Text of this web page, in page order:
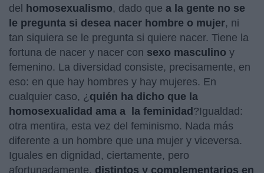
del homosexualismo, dado que a la gente no se
le pregunta si desea nacer hombre o mujer, ni
tan siquiera se le pregunta si quiere nacer. Tiene la
fortuna de nacer y nacer con sexo masculino y
femenino. La diversidad consiste, precisamente, en
eso: en que hay hombres y hay mujeres. En
cualquier caso, ¿ quién ha dicho que la
homosexualidad ama a la feminidad?Igualdad:
otra mentira, esta vez del feminismo. Nada más
diferente a un hombre que una mujer y viceversa.
Iguales en dignidad, ciertamente, pero
afortunadamente, distintos y complementarios en